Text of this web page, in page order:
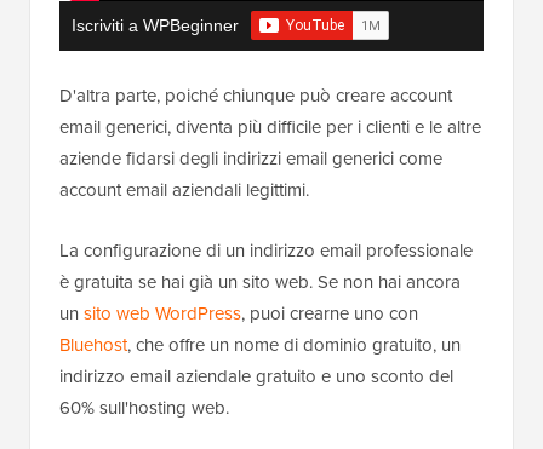
Iscriviti a WPBeginner
D'altra parte, poiché chiunque può creare account
email generici, diventa più difficile per i clienti e le altre
aziende fidarsi degli indirizzi email generici come
account email aziendali legittimi.
La configurazione di un indirizzo email professionale
è gratuita se hai già un sito web. Se non hai ancora
un sito web WordPress, puoi crearne uno con
Bluehost, che offre un nome di dominio gratuito, un
indirizzo email aziendale gratuito e uno sconto del
60% sull'hosting web.